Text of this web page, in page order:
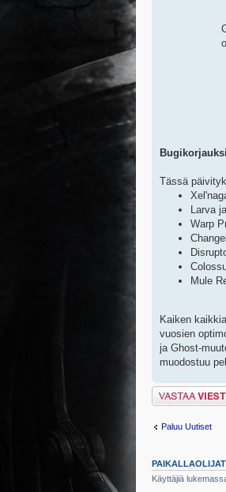
Tässä
Larva
Warp
Mule
Kaiken
vuosien
ja Ghost-
muodostuu
Lähetä vastaus
Paluu Uutiset
PAIKALLAOLIJAT
Käyttäjiä